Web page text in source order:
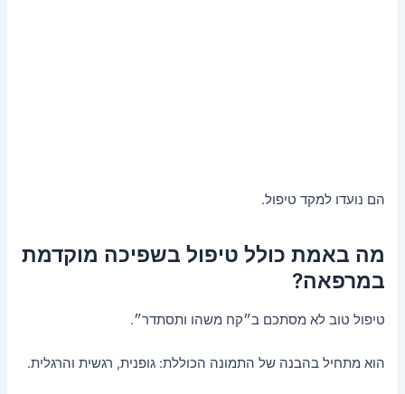
הם נועדו למקד טיפול.
מה באמת כולל טיפול בשפיכה מוקדמת
במרפאה?
טיפול טוב לא מסתכם ב״קח משהו ותסתדר״.
הוא מתחיל בהבנה של התמונה הכוללת: גופנית, רגשית והרגלית.